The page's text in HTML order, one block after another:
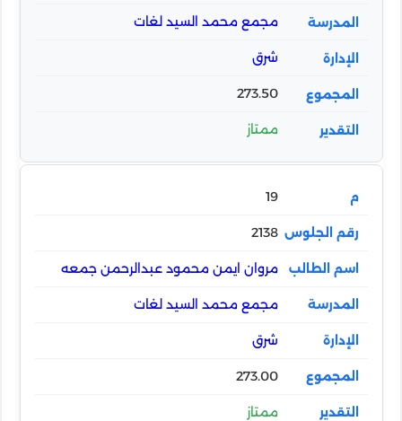
مجمع محمد السيد لغات
شرق
273.50
ممتاز
19
2138
مروان ايمن محمود عبدالرحمن جمعه
مجمع محمد السيد لغات
شرق
273.00
ممتاز